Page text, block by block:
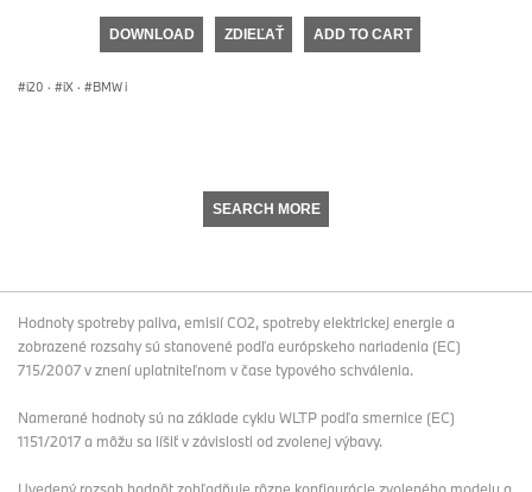
DOWNLOAD ZDIEĽAŤ ADD TO CART
i20 · iX · BMW i
SEARCH MORE
Hodnoty spotreby paliva, emisií CO2, spotreby elektrickej energie a
zobrazené rozsahy sú stanovené podľa európskeho nariadenia (EC)
715/2007 v znení uplatniteľnom v čase typového schválenia.
Namerané hodnoty sú na základe cyklu WLTP podľa smernice (EC)
1151/2017 a môžu sa líšiť v závislosti od zvolenej výbavy.